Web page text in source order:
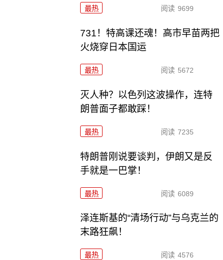
最热 阅读 9699
731！特高课还魂！高市早苗两把
火烧穿日本国运
最热 阅读 5672
灭人种？以色列这波操作，连特
朗普面子都敢踩！
最热 阅读 7235
特朗普刚说要谈判，伊朗又是反
手就是一巴掌！
最热 阅读 6089
泽连斯基的“清场行动”与乌克兰的
末路狂飙！
最热 阅读 4576